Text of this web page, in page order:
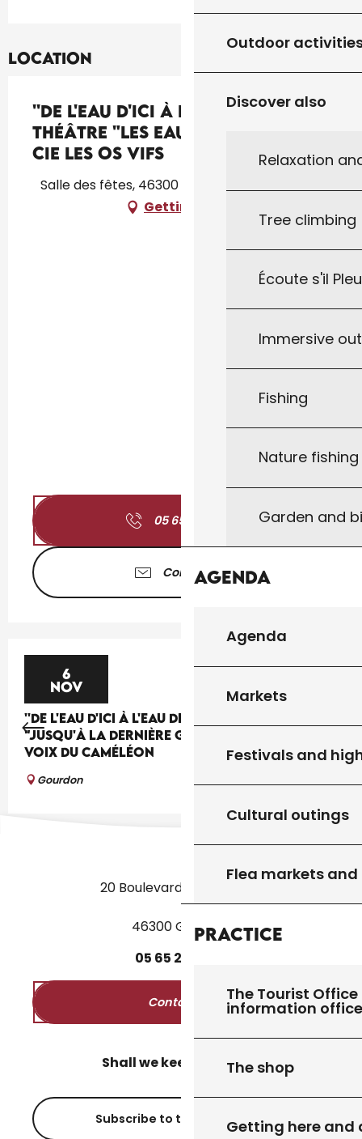
Outdoor
Discover also
Relaxation
Tree climbing
Écoute s'il
Immersive
Fishing
Nature
Garden and
Agenda
Agenda
Markets
Festivals and
Cultural outings
Flea markets
Practice
The Tourist
information
The shop
Getting here and
Location
''De l'eau d'ici à l'eau de là'' :
théâtre "Les Eaux vives" par la
Cie Les Os Vifs
Salle des fêtes, 46300 Saint-Cirq-Souillaguet
Getting there
05 65 41 30
Contact us
6
NOV
''DE L'EAU D'ICI À L'EAU DE LÀ'' : THÉÂTRE
"JUSQU'À LA DERNIÈRE GOUTTE" PAR LA CIE LES
VOIX DU CAMÉLÉON
Gourdon
20 Boulevard des Martyrs
46300 Gourdon
05 65 27
Contact us
Shall we keep in touch?
Subscribe to the newsletter